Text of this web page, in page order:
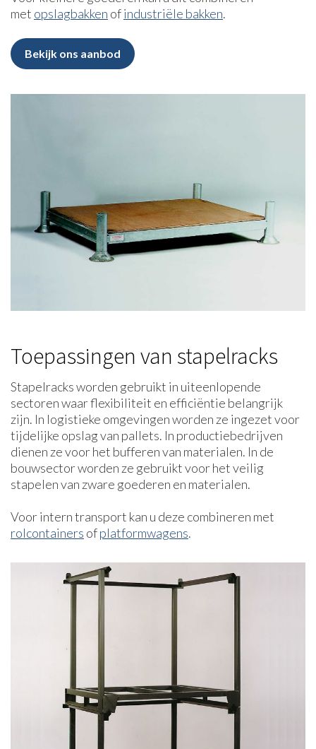
met opslagbakken ofindustriële bakken.
Bekijk ons aanbod
Toepassingen van stapelracks
Stapelracks worden gebruikt in uiteenlopende
sectoren waar flexibiliteit en efficiëntie belangrijk
zijn. In logistieke omgevingen worden ze ingezet voor
tijdelijke opslag van pallets. In productiebedrijven
dienen ze voor het bufferen van materialen. In de
bouwsector worden ze gebruikt voor het veilig
stapelen van zware goederen en materialen.
Voor intern transport kan u deze combineren met
rolcontainers ofplatformwagens.